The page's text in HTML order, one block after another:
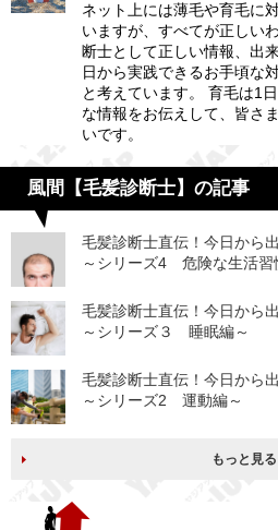
ネット上には薄毛や育毛に
いますが、すべてが正しい
断士として正しい情報、出
日から実践できるお手頃な
と考えています。 育毛は1
な情報をお伝えして、皆さ
いです。
風間【毛髪診断士】の記事
毛髪診断士直伝！今日から
～シリーズ4 危険な生活習
毛髪診断士直伝！今日から
～シリーズ３ 睡眠編～
毛髪診断士直伝！今日から
～シリーズ2 運動編～
もっと見る